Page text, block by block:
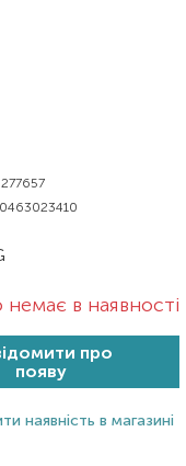
в наявності
про
появу
наявність в магазині